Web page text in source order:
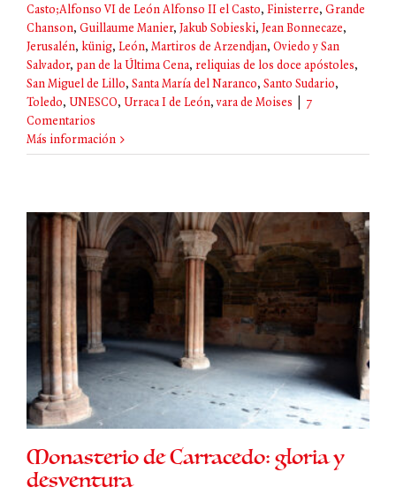
Casto;Alfonso VI de León Alfonso II el Casto, Finisterre, Grande
Chanson, Guillaume Manier, Jakub Sobieski, Jean Bonnecaze,
Jerusalén, künig, León, Martiros de Arzendjan, Oviedo y San
Salvador, pan de la Última Cena, reliquias de los doce apóstoles,
San Miguel de Lillo, Santa María del Naranco, Santo Sudario,
Toledo, UNESCO, Urraca I de León,vara de Moises
7
Comentarios
Más información
Monasterio de Carracedo: gloria y
desventura